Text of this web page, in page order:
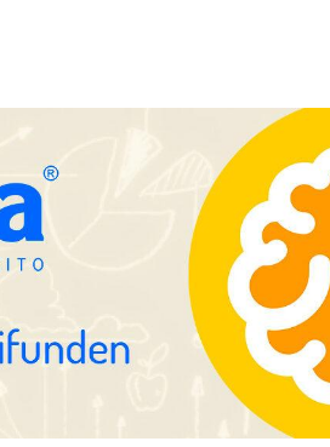
Schaeffler mejora su rentabilidad
en el primer semestre de 2026
Servimudanzas supera las 3.000
reseñas con 4,8 estrellas en
mudanzas en Barcelona